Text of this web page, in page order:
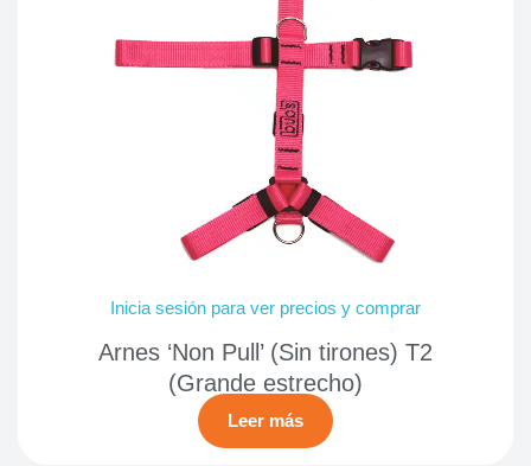
Inicia sesión para ver precios y comprar
Arnes ‘Non Pull’ (Sin tirones) T2
(Grande estrecho)
Leer más